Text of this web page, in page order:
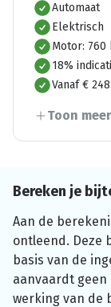
Automaat
Elektrisch
Motor: 760
18%
Vanaf €
Toon
Bereken je
Aan de
ontleend. Deze
basis van de
aanvaardt
werking van de